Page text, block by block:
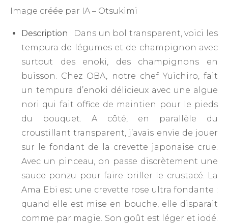
Image créée par IA – Otsukimi
Description : Dans un bol transparent, voici les
tempura de légumes et de champignon avec
surtout des enoki, des champignons en
buisson. Chez OBA, notre chef Yuichiro, fait
un tempura d’enoki délicieux avec une algue
nori qui fait office de maintien pour le pieds
du bouquet. A côté, en parallèle du
croustillant transparent, j’avais envie de jouer
sur le fondant de la crevette japonaise crue.
Avec un pinceau, on passe discrètement une
sauce ponzu pour faire briller le crustacé. La
Ama Ebi est une crevette rose ultra fondante :
quand elle est mise en bouche, elle disparait
comme par magie. Son goût est léger et iodé.